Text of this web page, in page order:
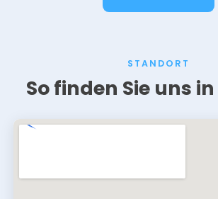
STANDORT
So finden Sie uns